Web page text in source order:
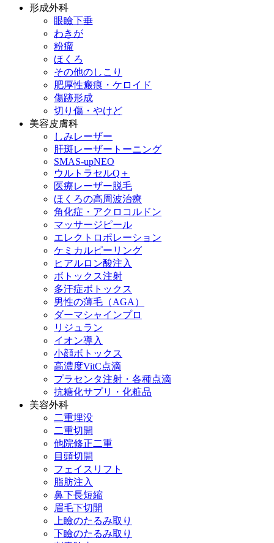
形成外科
眼瞼下垂
わきが
粉瘤
ほくろ
その他のしこり
肥厚性瘢痕・ケロイド
傷跡形成
切り傷・やけど
美容皮膚科
しみレーザー
肝斑レーザートーニング
SMAS-upNEO
ウルトラセルQ＋
医療レーザー脱毛
ほくろの高周波治療
角化症・アクロコルドン
マッサージピール
エレクトロポレーション
ケミカルピーリング
ヒアルロン酸注入
ボトックス注射
多汗症ボトックス
男性の薄毛（AGA）
ダーマシャインプロ
リジュラン
イオン導入
小顔ボトックス
高濃度VitC点滴
プラセンタ注射・各種点滴
抗糖化サプリ・化粧品
美容外科
二重埋没
二重切開
他院修正二重
目頭切開
フェイスリフト
脂肪注入
鼻下長短縮
眉毛下切開
上瞼のたるみ取り
下瞼のたるみ取り